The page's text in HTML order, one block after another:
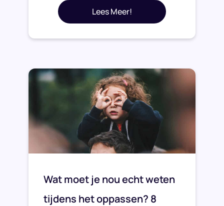
Lees Meer!
Wat moet je nou echt weten
tijdens het oppassen? 8